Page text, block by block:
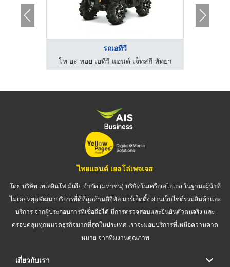
รถเอทีวี
โท อะ ทอย เอทีวี แอนด์ เจ็ทสกี พัทยา
ไทยแลนด์ เยลโล่เพจเจส
โดย บริษัท เทเลอินโฟ มีเดีย จำกัด (มหาชน) บริษัทในเครือเอไอเอส ในฐานะผู้นำที่
ไม่เคยหยุดพัฒนาบริการที่ดีที่สุดด้านดิจิทัล มาร์เก็ตติ้ง ผ่านเว็บไซต์รวมสินค้าและ
บริการ จากผู้ประกอบการที่เชื่อถือได้ มีการตรวจสอบและยืนยันตัวตนจริง และ
ครอบคลุมทุกหมวดธุรกิจมากที่สุดในประเทศ เราจะมอบบริการที่เหนือความคาด
หมาย จากทีมงานคุณภาพ
เกี่ยวกับเรา